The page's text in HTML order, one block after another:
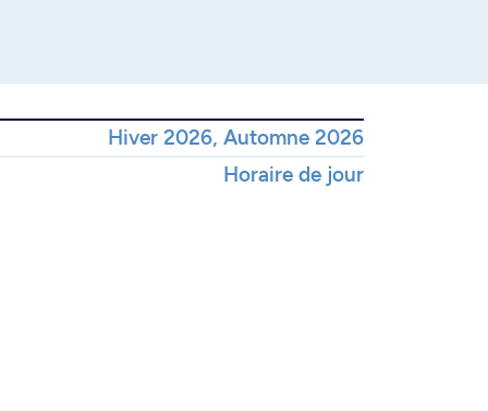
Hiver 2026, Automne 2026
Horaire de jour